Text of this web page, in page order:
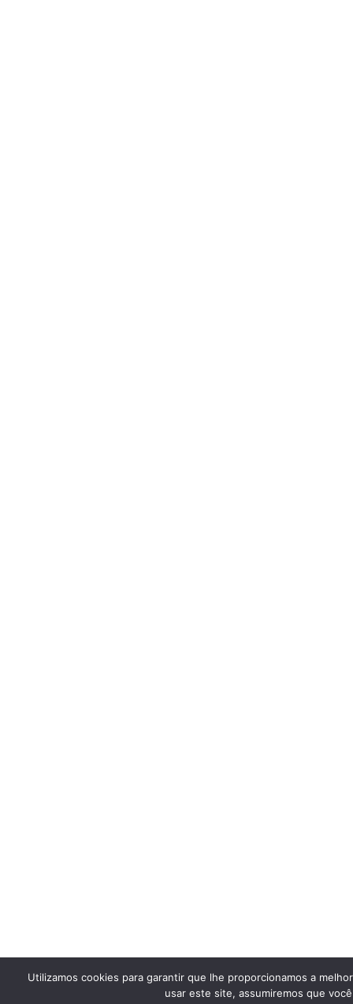
Utilizamos cookies para garantir que lhe proporcionamos a
usar este site, assumiremos que